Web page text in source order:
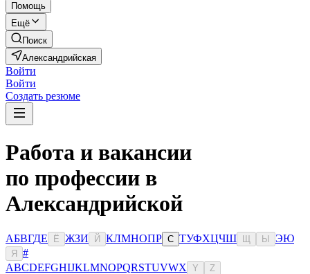
Помощь
Ещё
Поиск
Александрийская
Войти
Войти
Создать резюме
Работа и вакансии
по профессии в
Александрийской
АБВГДЕ Ё ЖЗИ Й КЛМНОПР С ТУФХЦЧШ Ы ЭЮ
Я
#
ABCDEFGHIJKLMNOPQRSTUVWX Y Z